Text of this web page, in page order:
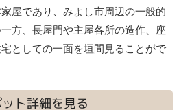
屋であり、みよし市周辺の一般的
方、長屋門や主屋各所の造作、座
としての一面を垣間見ることがで
ト詳細を見る